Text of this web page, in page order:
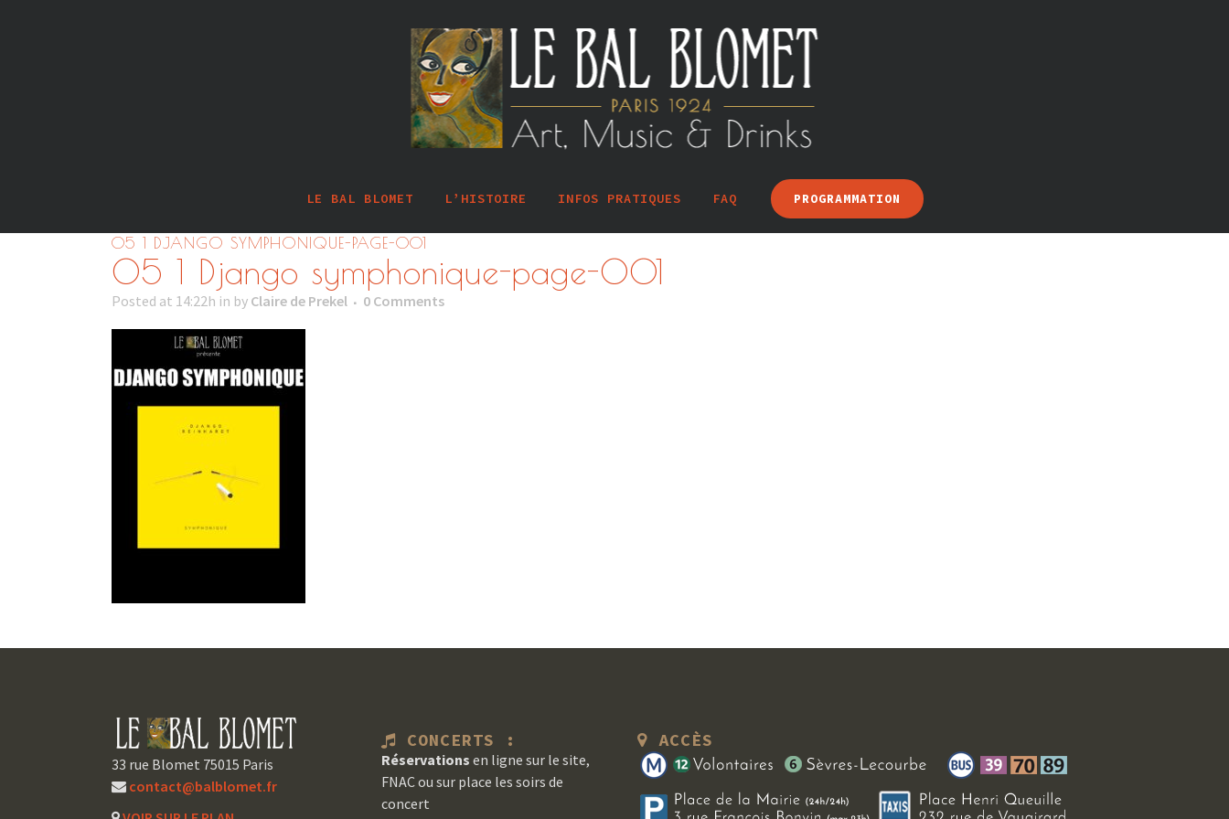
LE BAL BLOMET L’HISTOIRE INFOS PRATIQUES FAQ PROGRAMMATION
05 1 DJANGO SYMPHONIQUE-PAGE-001
05 1 Django symphonique-page-001
Posted at 14:22h in by Claire de Prekel 0 Comments
33 rue Blomet 75015 Paris
contact@balblomet.fr
CONCERTS :
Réservations en ligne sur le site,
FNAC ou sur place les soirs de
concert
ACCÈS